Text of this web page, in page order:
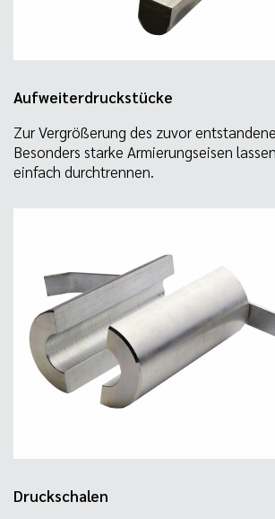
Aufweiterdruckstücke
Zur Vergrößerung des zuvor
Besonders starke Armierungseisen
einfach durchtrennen.
Druckschalen